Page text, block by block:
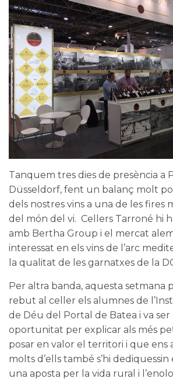
Tanquem tres dies de presència a
Düsseldorf, fent un balanç molt
dels nostres vins a una de les fires
del món del vi. Cellers Tarroné hi
amb Bertha Group i el mercat
interessat en els vins de l’arc
la qualitat de les garnatxes de la
Per altra banda, aquesta setmana
rebut al celler els alumnes de l’
de Déu del Portal de Batea i va
oportunitat per explicar als més
posar en valor el territori i que ens
molts d’ells també s’hi
una aposta per la vida rural i